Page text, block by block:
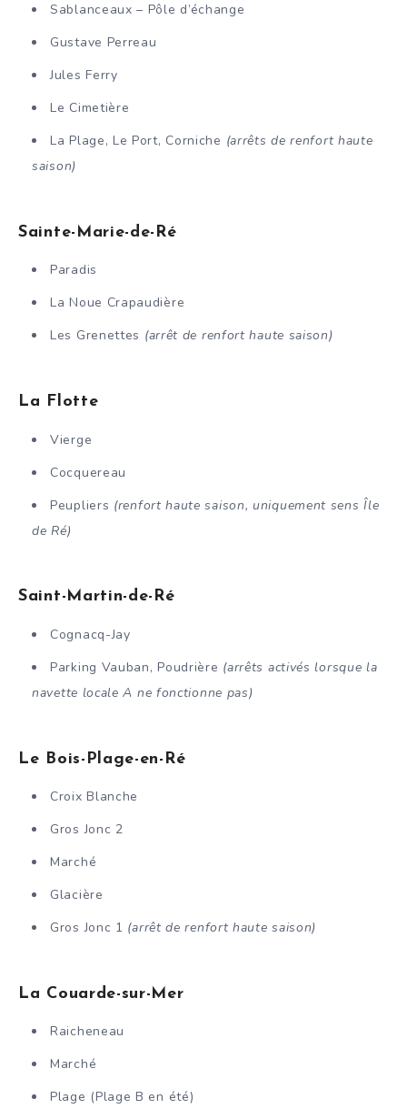
Sablanceaux – Pôle d’échange
Gustave Perreau
Jules Ferry
Le Cimetière
La Plage, Le Port, Corniche (arrêts de renfort haute
saison)
Sainte-Marie-de-Ré
Paradis
La Noue Crapaudière
Les Grenettes (arrêt de renfort haute saison)
La Flotte
Vierge
Cocquereau
Peupliers (renfort haute saison, uniquement sens Île
de Ré)
Saint-Martin-de-Ré
Cognacq-Jay
Parking Vauban, Poudrière (arrêts activés lorsque la
navette locale A ne fonctionne pas)
Le Bois-Plage-en-Ré
Croix Blanche
Gros Jonc 2
Marché
Glacière
Gros Jonc 1 (arrêt de renfort haute saison)
La Couarde-sur-Mer
Raicheneau
Marché
Plage (Plage B en été)